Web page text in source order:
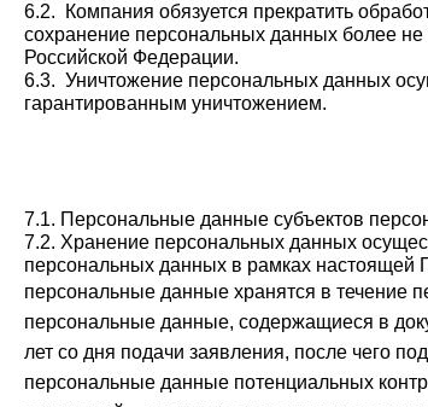
6.2. Компания обязуется прекратить
сохранение персональных данных более не
Российской Федерации.
6.3. Уничтожение персональных данных
гарантированным уничтожением.
7.1. Персональные данные субъектов
7.2. Хранение персональных данных
персональных данных в рамках настоящей
персональные данные хранятся в течение
персональные данные, содержащиеся в
лет со дня подачи заявления, после чего
персональные данные потенциальных